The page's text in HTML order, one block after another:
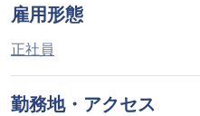
雇用形態
正社員
勤務地・アクセス